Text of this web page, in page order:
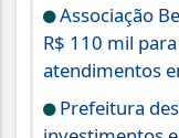
Associação
R$ 110 mil
atendimentos
Prefeitura